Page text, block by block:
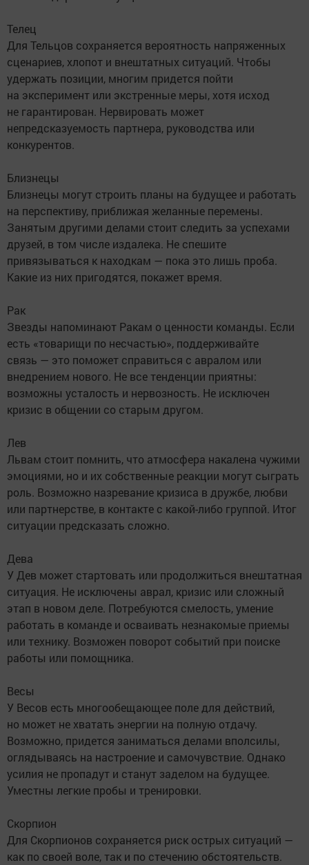
Телец
Для Тельцов сохраняется вероятность напряженных
сценариев, хлопот и внештатных ситуаций. Чтобы
удержать позиции, многим придется пойти
на эксперимент или экстренные меры, хотя исход
не гарантирован. Нервировать может
непредсказуемость партнера, руководства или
конкурентов.
Близнецы
Близнецы могут строить планы на будущее и работать
на перспективу, приближая желанные перемены.
Занятым другими делами стоит следить за успехами
друзей, в том числе издалека. Не спешите
привязываться к находкам — пока это лишь проба.
Какие из них пригодятся, покажет время.
Рак
Звезды напоминают Ракам о ценности команды. Если
есть «товарищи по несчастью», поддерживайте
связь — это поможет справиться с авралом или
внедрением нового. Не все тенденции приятны:
возможны усталость и нервозность. Не исключен
кризис в общении со старым другом.
Лев
Львам стоит помнить, что атмосфера накалена чужими
эмоциями, но и их собственные реакции могут сыграть
роль. Возможно назревание кризиса в дружбе, любви
или партнерстве, в контакте с какой-либо группой. Итог
ситуации предсказать сложно.
Дева
У Дев может стартовать или продолжиться внештатная
ситуация. Не исключены аврал, кризис или сложный
этап в новом деле. Потребуются смелость, умение
работать в команде и осваивать незнакомые приемы
или технику. Возможен поворот событий при поиске
работы или помощника.
Весы
У Весов есть многообещающее поле для действий,
но может не хватать энергии на полную отдачу.
Возможно, придется заниматься делами вполсилы,
оглядываясь на настроение и самочувствие. Однако
усилия не пропадут и станут заделом на будущее.
Уместны легкие пробы и тренировки.
Скорпион
Для Скорпионов сохраняется риск острых ситуаций —
как по своей воле, так и по стечению обстоятельств.